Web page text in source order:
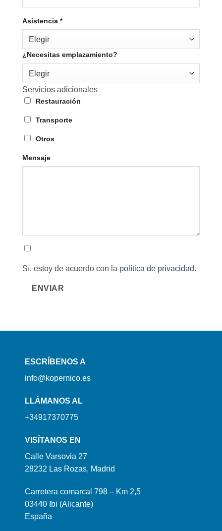
Asistencia *
Elegir
¿Necesitas emplazamiento?
Elegir
Servicios adicionales
Restauración
Transporte
Otros
Mensaje
Sí, estoy de acuerdo con la política de privacidad.
ENVIAR
ESCRÍBENOS A
info@kopernico.es
LLÁMANOS AL
+34917370775
VISÍTANOS EN
Calle Varsovia 27
28232 Las Rozas, Madrid
Carretera comarcal 798 – Km 2,5
03440 Ibi (Alicante)
España